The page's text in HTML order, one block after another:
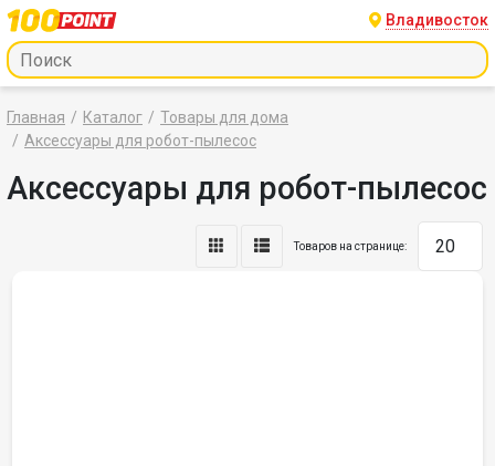
Владивосток
Главная Каталог
Товары для дома
Аксессуары для робот-пылесос
Аксессуары для робот-пылесос
Товаров на странице: